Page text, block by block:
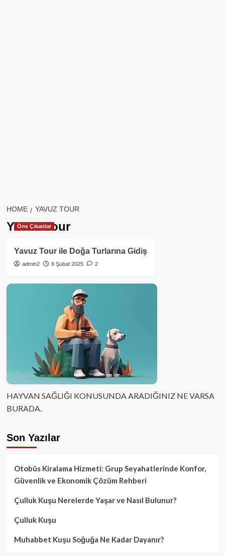
HOME YAVUZ TOUR
Yavuz Tour
Öne Çıkanlar
Yavuz Tour ile Doğa Turlarına Gidiş
admin2 8 Şubat 2025 2
HAYVAN SAĞLIĞI KONUSUNDA ARADIĞINIZ NE VARSA
BURADA.
Son Yazılar
Otobüs Kiralama Hizmeti: Grup Seyahatlerinde Konfor,
Güvenlik ve Ekonomik Çözüm Rehberi
Çulluk Kuşu Nerelerde Yaşar ve Nasıl Bulunur?
Çulluk Kuşu
Muhabbet Kuşu Soğuğa Ne Kadar Dayanır?